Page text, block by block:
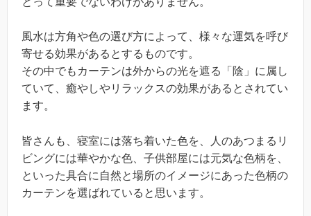
風水は方角や色の選び方によって、様々な運気を呼び
寄せる効果があるとするものです。
その中でもカーテンは外からの光を遮る「陰」に属し
ていて、癒やしやリラックスの効果があるとされてい
ます。
皆さんも、寝室には落ち着いた色を、人のあつまるリ
ビングには華やかな色、子供部屋には元気な色柄を、
といった具合に自然と場所のイメージにあった色柄の
カーテンを選ばれていると思います。